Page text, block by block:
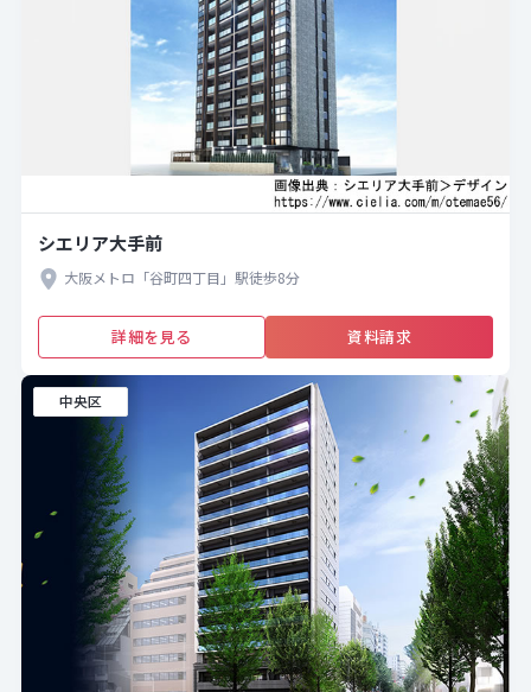
シエリア大手前
大阪メトロ「谷町四丁目」駅徒歩8分
詳細を見る 資料請求
中央区